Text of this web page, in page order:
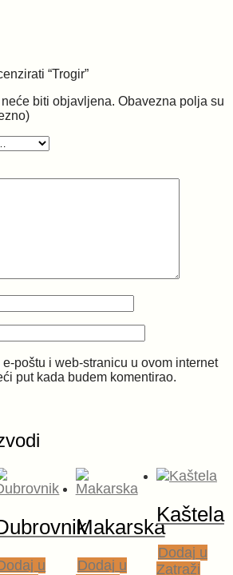
“Trogir”
biti objavljena. Obavezna polja su
poštu i web-stranicu u ovom internet
put kada budem komentirao.
u
Makarska
Dodaj u
Kaštela
Dodaj u
Zatraži